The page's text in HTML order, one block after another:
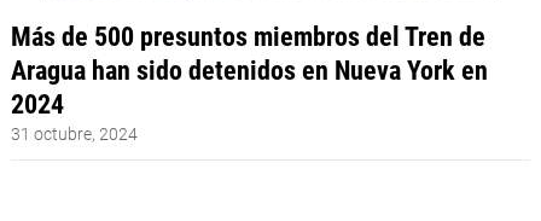
Más de 500 presuntos miembros del Tren de
Aragua han sido detenidos en Nueva York en
2024
31 octubre, 2024